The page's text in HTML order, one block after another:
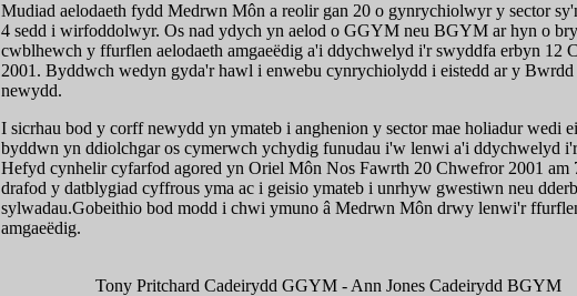
Mudiad aelodaeth fydd Medrwn Môn a reolir gan 20 o gynrychiolwyr y sector
4 sedd i wirfoddolwyr. Os nad ydych yn aelod o GGYM neu BGYM ar hyn o
cwblhewch y ffurflen aelodaeth amgaeëdig a'i ddychwelyd i'r swyddfa erbyn 12
2001. Byddwch wedyn gyda'r hawl i enwebu cynrychiolydd i eistedd ar y Bwrdd
newydd.
I sicrhau bod y corff newydd yn ymateb i anghenion y sector mae holiadur wedi
byddwn yn ddiolchgar os cymerwch ychydig funudau i'w lenwi a'i ddychwelyd
Hefyd cynhelir cyfarfod agored yn Oriel Môn Nos Fawrth 20 Chwefror 2001 am
drafod y datblygiad cyffrous yma ac i geisio ymateb i unrhyw gwestiwn neu
sylwadau.Gobeithio bod modd i chwi ymuno â Medrwn Môn drwy lenwi'r
amgaeëdig.
Tony Pritchard Cadeirydd GGYM - Ann Jones Cadeirydd BGYM